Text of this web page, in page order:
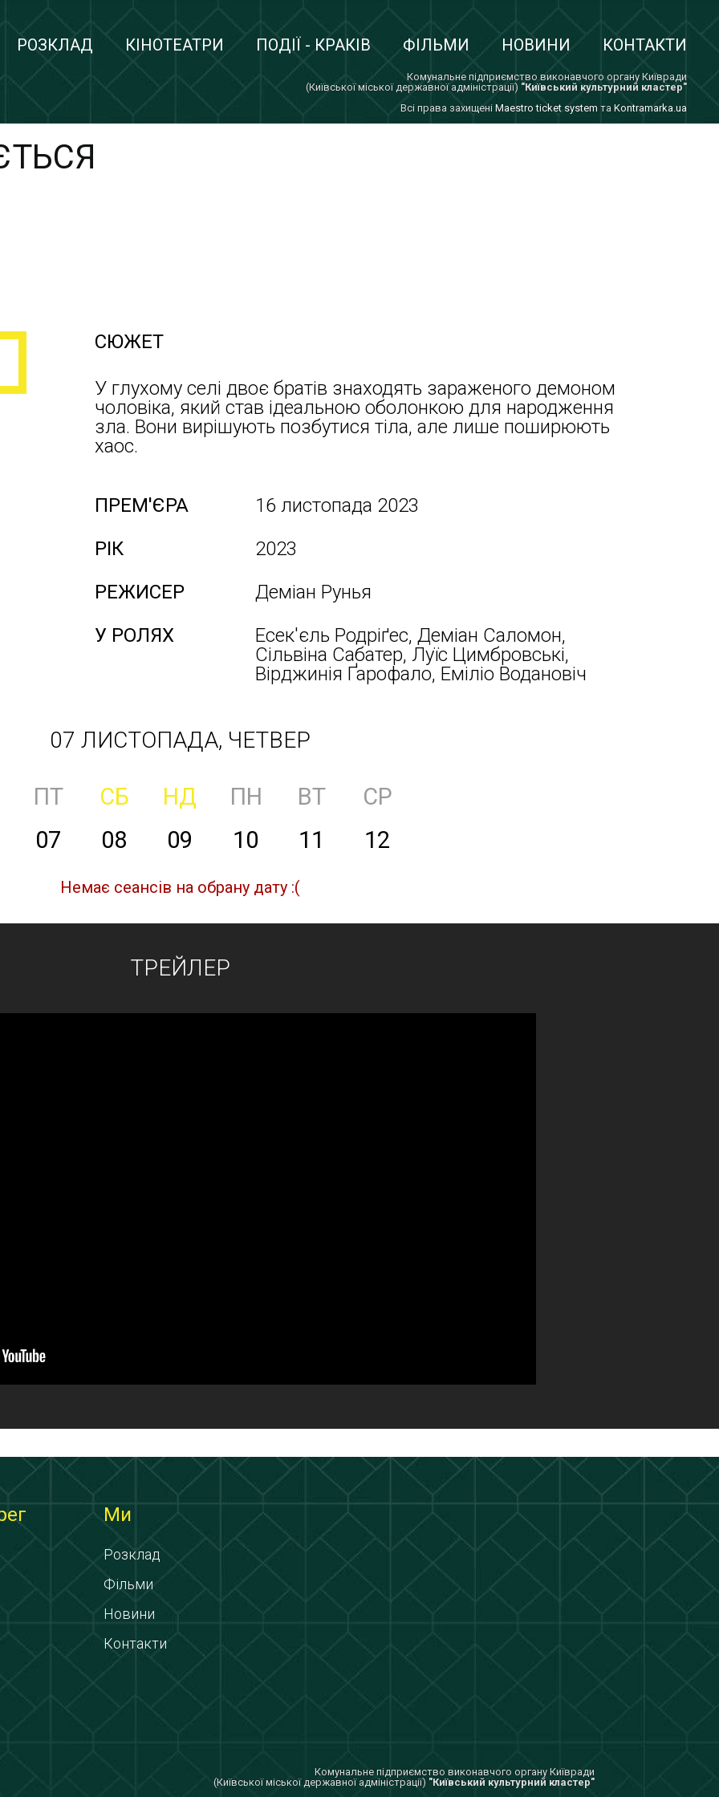
РОЗКЛАД КІНОТЕАТРИ ПОДІЇ - КРАКІВ ФІЛЬМИ НОВИНИ КОНТАКТИ
Комунальне підприємство виконавчого органу Київради
(Київської міської державної адміністрації) "Київський культурний кластер"
Всi права захищенi Maestro ticket system та Kontramarka.ua
СЮЖЕТ
У глухому селі двоє братів знаходять зараженого демоном
чоловіка, який став ідеальною оболонкою для народження
зла. Вони вирішують позбутися тіла, але лише поширюють
хаос.
ПРЕМ'ЄРА
16 листопада 2023
РІК
2023
РЕЖИСЕР
Деміан Рунья
У РОЛЯХ
Есек'єль Родріґес, Деміан Саломон,
Сільвіна Сабатер, Луїс Цимбровські,
Вірджинія Ґарофало, Еміліо Водановіч
07 ЛИСТОПАДА, ЧЕТВЕР
ПТ СБ НД ПН ВТ
СР
07 08 09 10 11 12
Немає сеансів на обрану дату :(
ТРЕЙЛЕР
Ми
Розклад
Фільми
Новини
Контакти
Комунальне підприємство виконавчого органу Київради
(Київської міської державної адміністрації) "Київський культурний кластер"